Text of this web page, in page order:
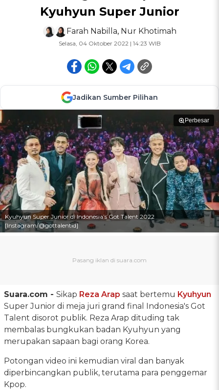
Kyuhyun Super Junior
Farah Nabilla, Nur Khotimah
Selasa, 04 Oktober 2022 | 14:23 WIB
Jadikan Sumber Pilihan
Perbesar
Kyuhyun Super Junior di Indonesia’s Got Talent 2022
[Instagram/@gottalentid]
Suara.com - Sikap Reza Arap saat bertemu Kyuhyun
Super Junior di meja juri grand final Indonesia's Got
Talent disorot publik. Reza Arap dituding tak
membalas bungkukan badan Kyuhyun yang
merupakan sapaan bagi orang Korea.
Potongan video ini kemudian viral dan banyak
diperbincangkan publik, terutama para penggemar
Kpop.